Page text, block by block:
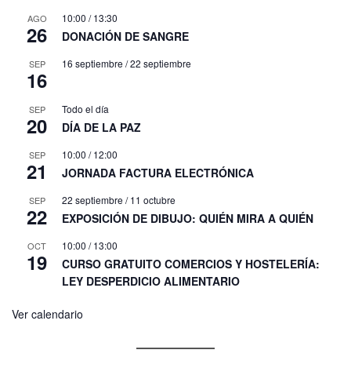
AGO
26
10:00 /13:30
DONACIÓN DE SANGRE
SEP
16
16 septiembre /22 septiembre
SEP
20
Todo el día
DÍA DE LA PAZ
SEP
21
10:00 /12:00
JORNADA FACTURA ELECTRÓNICA
SEP
22
22 septiembre /11 octubre
EXPOSICIÓN DE DIBUJO: QUIÉN MIRA A QUIÉN
OCT
19
10:00 /13:00
CURSO GRATUITO COMERCIOS Y HOSTELERÍA:
LEY DESPERDICIO ALIMENTARIO
Ver calendario